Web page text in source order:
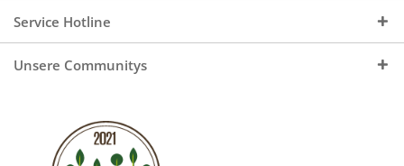
Service Hotline
Unsere Communitys